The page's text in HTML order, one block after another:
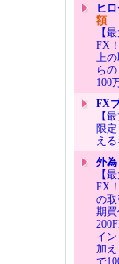
ヒ
額
【
FX
上
ら
100
FX
【
限定
え
外為
【
FX
の取
期
イ
加
で